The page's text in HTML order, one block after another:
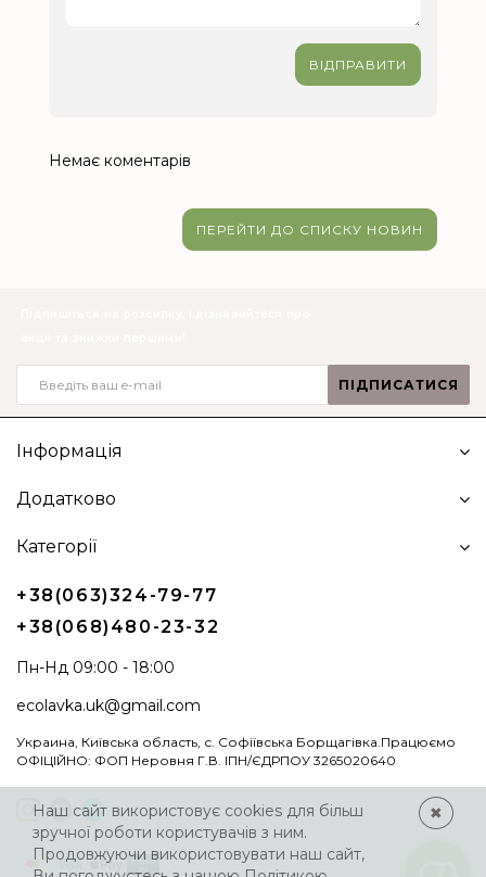
ВІДПРАВИТИ
Немає коментарів
ПЕРЕЙТИ ДО СПИСКУ НОВИН
ПІДПИСАТИСЯ
Інформація
Додатково
Категорії
+38(063)324-79-77
+38(068)480-23-32
Пн-Нд 09:00 - 18:00
ecolavka.uk@gmail.com
Украина, Київська область, с. Софіївська Борщагівка.Працюємо
ОФІЦІЙНО: ФОП Неровня Г.В. ІПН/ЄДРПОУ 3265020640
Наш сайт використовує cookies для більш
зручної роботи користувачів з ним.
Продовжуючи використовувати наш сайт,
✖